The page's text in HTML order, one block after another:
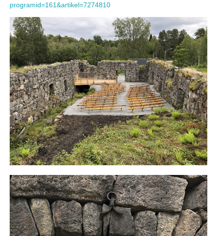
programid=161&artikel=7274810